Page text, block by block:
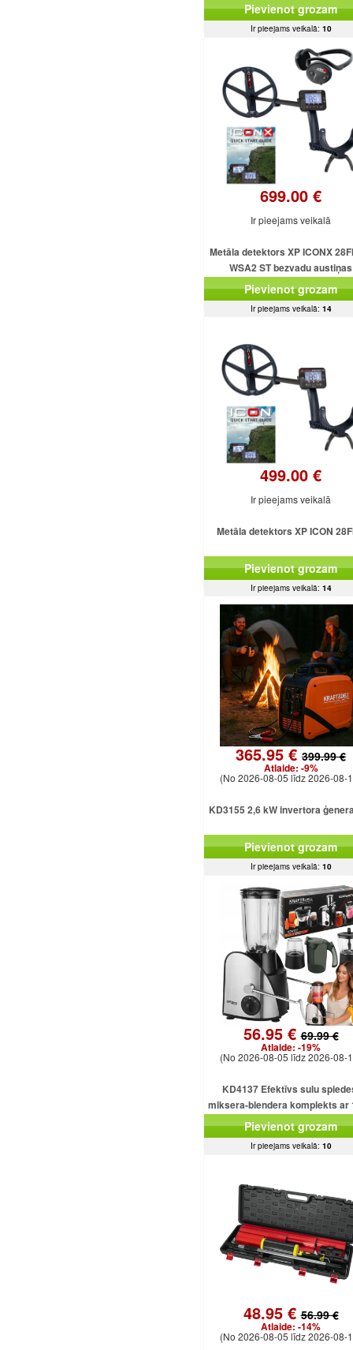
Pievienot grozam
Ir pieejams veikalā: 10
699.00 €
Ir pieejams veikalā
Metāla detektors XP ICONX
WSA2 ST bezvadu austiņas
Pievienot grozam
Ir pieejams veikalā: 14
499.00 €
Ir pieejams veikalā
Metāla detektors XP ICON
Pievienot grozam
Ir pieejams veikalā: 14
365.95 €399.99 €
Atlaide: -9%
(No 2026-08-05 līdz 2026-08-
KD3155 2,6 kW invertora
Pievienot grozam
Ir pieejams veikalā: 10
56.95 €69.99 €
Atlaide: -19%
(No 2026-08-05 līdz 2026-08-
KD4137 Efektīvs sulu
miksera-blendera komplekts ar
ml ietilpību un 1500 W
Pievienot grozam
Ir pieejams veikalā: 10
48.95 €56.99 €
Atlaide: -14%
(No 2026-08-05 līdz 2026-08-